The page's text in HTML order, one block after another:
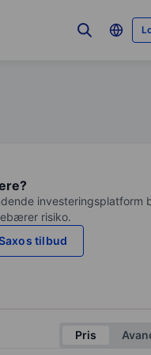
investeringsplatform
risiko.
tilbud
Pris